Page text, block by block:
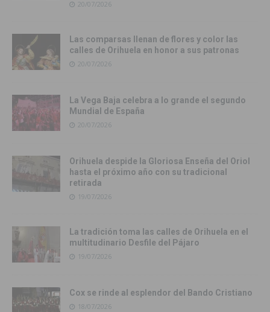
20/07/2026
Las comparsas llenan de flores y color las
calles de Orihuela en honor a sus patronas
20/07/2026
La Vega Baja celebra a lo grande el segundo
Mundial de España
20/07/2026
Orihuela despide la Gloriosa Enseña del Oriol
hasta el próximo año con su tradicional
retirada
19/07/2026
La tradición toma las calles de Orihuela en el
multitudinario Desfile del Pájaro
19/07/2026
Cox se rinde al esplendor del Bando Cristiano
18/07/2026